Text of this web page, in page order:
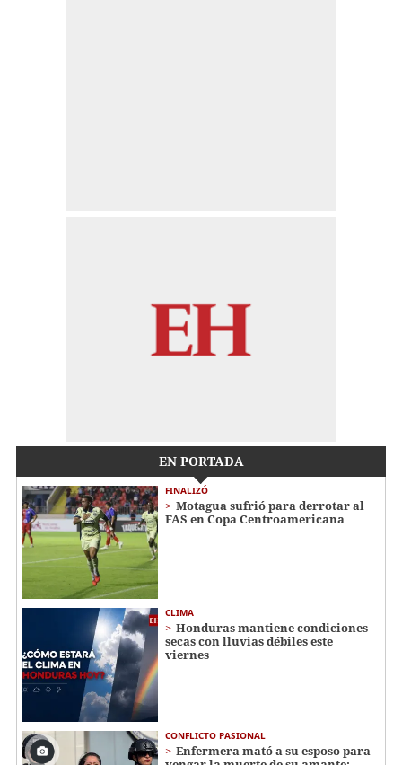
EN PORTADA
FINALIZÓ
Motagua sufrió para derrotar al
FAS en Copa Centroamericana
CLIMA
Honduras mantiene condiciones
secas con lluvias débiles este
viernes
CONFLICTO PASIONAL
Enfermera mató a su esposo para